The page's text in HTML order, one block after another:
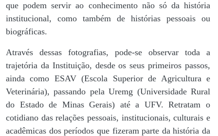
que podem servir ao conhecimento não só da história
institucional, como também de histórias pessoais ou
biográficas.
Através dessas fotografias, pode-se observar toda a
trajetória da Instituição, desde os seus primeiros passos,
ainda como ESAV (Escola Superior de Agricultura e
Veterinária), passando pela Uremg (Universidade Rural
do Estado de Minas Gerais) até a UFV. Retratam o
cotidiano das relações pessoais, institucionais, culturais e
acadêmicas dos períodos que fizeram parte da história da